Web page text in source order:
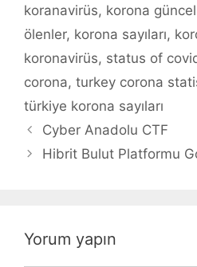
koranavirüs, korona
ölenler, korona sayıları,
koronavirüs, status of
corona, turkey corona
türkiye korona sayıları
Cyber Anadolu CTF
Hibrit Bulut Platformu
Yorum yapın